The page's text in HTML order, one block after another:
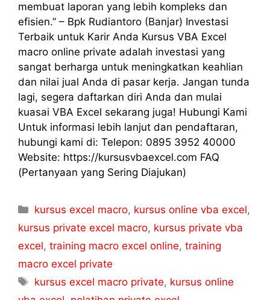
membuat laporan yang lebih kompleks dan
efisien.” – Bpk Rudiantoro (Banjar) Investasi
Terbaik untuk Karir Anda Kursus VBA Excel
macro online private adalah investasi yang
sangat berharga untuk meningkatkan keahlian
dan nilai jual Anda di pasar kerja. Jangan tunda
lagi, segera daftarkan diri Anda dan mulai
kuasai VBA Excel sekarang juga! Hubungi Kami
Untuk informasi lebih lanjut dan pendaftaran,
hubungi kami di: Telepon: 0895 3952 40000
Website: https://kursusvbaexcel.com FAQ
(Pertanyaan yang Sering Diajukan)
kursus excel macro, kursus online vba excel,
kursus private excel macro, kursus private vba
excel, training macro excel online, training
macro excel private
kursus excel macro private, kursus online